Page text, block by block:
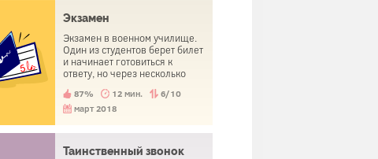
Экзамен
Экзамен в военном училище.
Один из студентов берет билет
и начинает готовиться к
ответу, но через несколько
преподавателю, ни слова не
говоря, дает тому зачетку и
87% 12 мин.
6/10
март 2018
Таинственный звонок